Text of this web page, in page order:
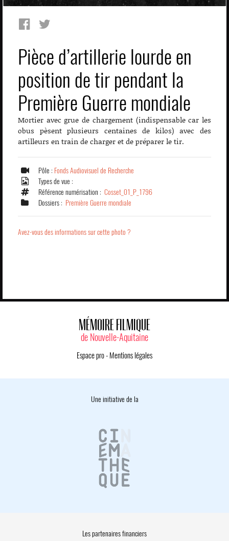
Pièce d’artillerie lourde en
position de tir pendant la
Première Guerre mondiale
Mortier avec grue de chargement (indispensable car les
obus pèsent plusieurs centaines de kilos) avec des
artilleurs en train de charger et de préparer le tir.
Pôle : Fonds Audiovisuel de Recherche
Types de vue :
Référence numérisation : Cosset_01_P_1796
Dossiers : Première Guerre mondiale
Avez-vous des informations sur cette photo ?
MÉMOIRE FILMIQUE
de Nouvelle-Aquitaine
Espace pro- Mentions légales
Une initiative de la
Les partenaires financiers